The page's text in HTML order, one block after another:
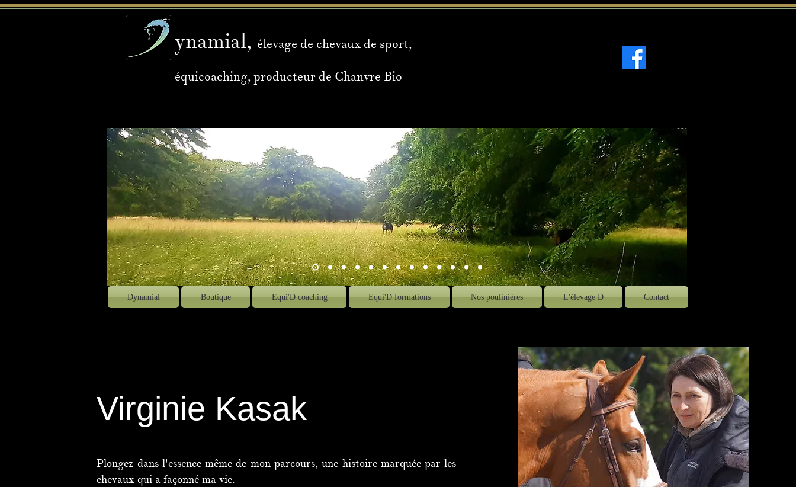
ynamial, élevage de chevaux de sport,
équicoaching, producteur de Chanvre Bio
Dynamial Boutique Equi'D coaching Equi'D formations Nos poulinières L'élevage D Contact
Virginie Kasak
Plongez dans l'essence même de mon parcours, une histoire marquée par les
chevaux qui a façonné ma vie.